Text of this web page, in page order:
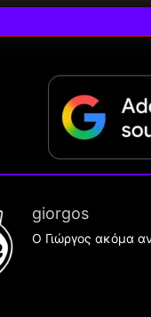
giorgos
Ο Γιώργος ακόμα